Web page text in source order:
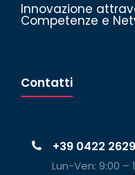
Innovazione
Competenze e
Contatti
+39 0422
Lun-Ven: 9:00 –